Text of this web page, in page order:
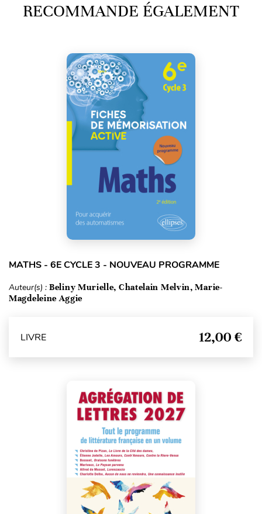
RECOMMANDE ÉGALEMENT
MATHS - 6E CYCLE 3 - NOUVEAU PROGRAMME
Auteur(s) : Beliny Murielle, Chatelain Melvin, Marie-
Magdeleine Aggie
LIVRE 12,00 €